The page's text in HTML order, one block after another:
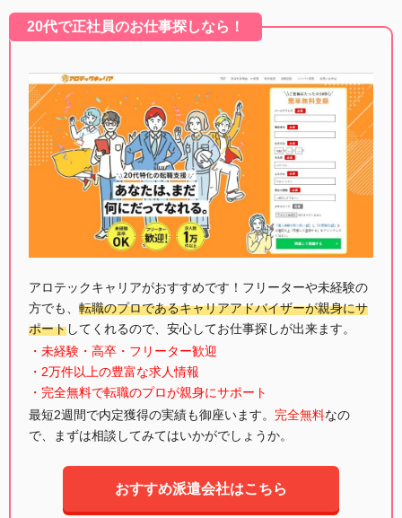
20代で正社員のお仕事探しなら！
アロテックキャリアがおすすめです！フリーターや未経験の
方でも、 転職のプロであるキャリアアドバイザーが親身にサ
ポートしてくれるので、安心してお仕事探しが出来ます。
・未経験・高卒・フリーター歓迎
・2万件以上の豊富な求人情報
・完全無料で転職のプロが親身にサポート
最短2週間で内定獲得の実績も御座います。 完全無料なの
で、まずは相談してみてはいかがでしょうか。
おすすめ派遣会社はこちら